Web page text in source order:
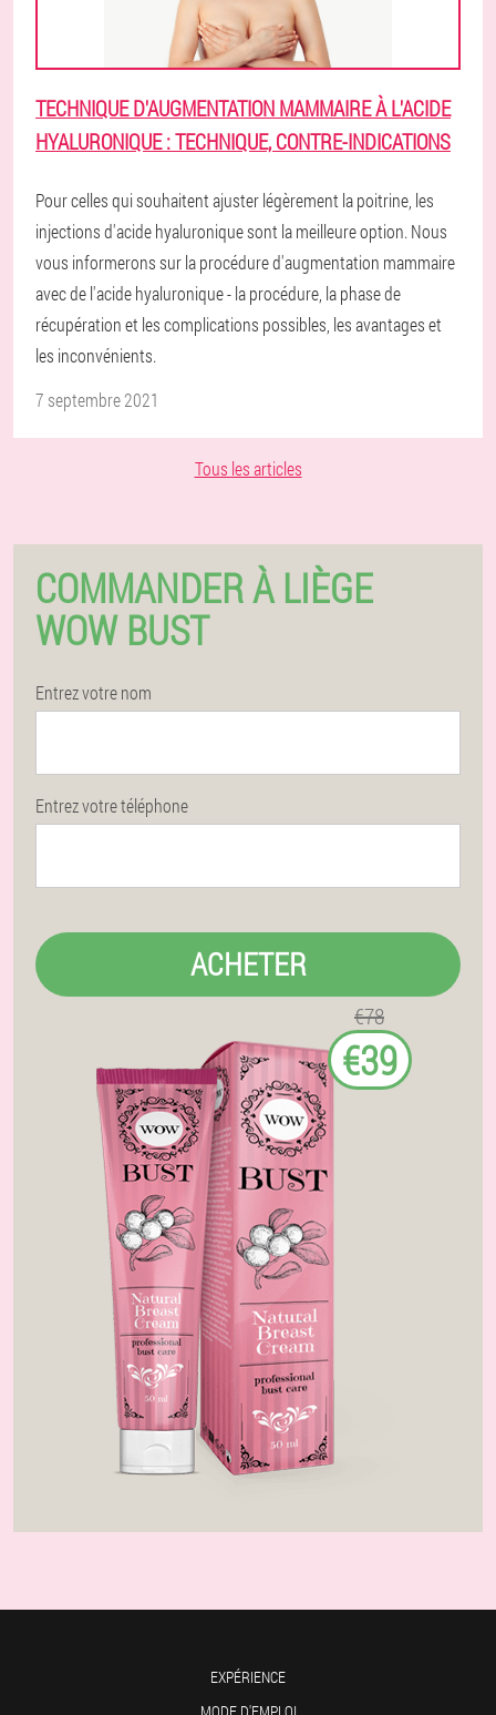
TECHNIQUE D'AUGMENTATION MAMMAIRE À L'ACIDE
HYALURONIQUE : TECHNIQUE, CONTRE-INDICATIONS
Pour celles qui souhaitent ajuster légèrement la poitrine, les
injections d'acide hyaluronique sont la meilleure option. Nous
vous informerons sur la procédure d'augmentation mammaire
avec de l'acide hyaluronique - la procédure, la phase de
récupération et les complications possibles, les avantages et
les inconvénients.
7 septembre 2021
Tous les articles
COMMANDER À LIÈGE
WOW BUST
Entrez votre nom
Entrez votre téléphone
ACHETER
€78
€39
EXPÉRIENCE